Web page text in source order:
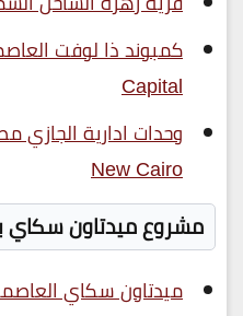
Capital
New Cairo
مشروع ميدتاون سكاي
ميدتاون سكاي